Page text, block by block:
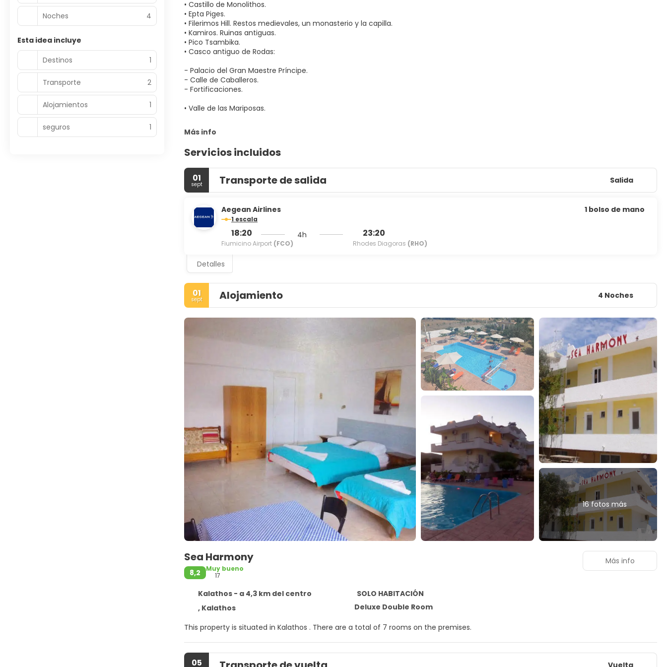
• Castillo de Monolithos.
• Epta Piges.
• Filerimos Hill. Restos medievales, un monasterio y la capilla.
• Kamiros. Ruinas antiguas.
• Pico Tsambika.
• Casco antiguo de Rodas:
- Palacio del Gran Maestre Príncipe.
- Calle de Caballeros.
- Fortificaciones.
• Valle de las Mariposas.
Más info
Servicios incluidos
01
sept Transporte de salida Salida
Aegean Airlines
1 escala
18:20
Fiumicino Airport (FCO)
4h 23:20
Rhodes Diagoras (RHO)
1 bolso de mano
Detalles
01
sept Alojamiento 4 Noches
16 fotos más
Sea Harmony
8,2
Muy bueno
17
Kalathos - a 4,3 km del centro
SOLO HABITACIÓN
, Kalathos
Deluxe Double Room
This property is situated in Kalathos . There are a total of 7 rooms on the premises.
Más info
05 Vuelta
Noches 4
Esta idea incluye
Destinos
1
Transporte 2
Alojamientos 1
seguros 1